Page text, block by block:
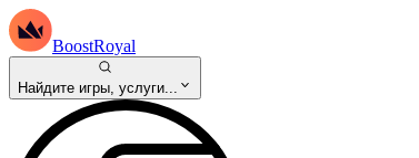
BoostRoyal
Найдите игры, услуги...